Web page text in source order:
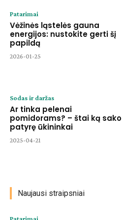
Patarimai
Vėžinės ląstelės gauna
energijos: nustokite gerti šį
papildą
2026-01-25
Sodas ir daržas
Ar tinka pelenai
pomidorams? – štai ką sako
patyrę ūkininkai
2025-04-21
Naujausi straipsniai
Patarimai